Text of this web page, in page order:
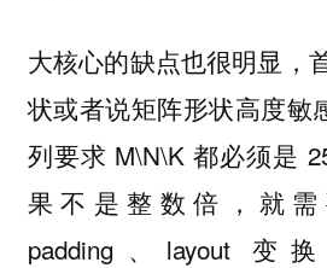
大核心的缺点也很明显，
状或者说矩阵形状高度敏
列要求 M\N\K 都必须是
果不是整数倍，就需
padding、layout 变